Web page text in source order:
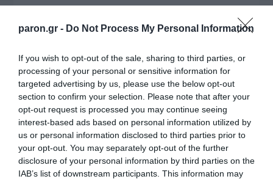
paron.gr - Do Not Process My Personal Information
If you wish to opt-out of the sale, sharing to third parties, or
processing of your personal or sensitive information for
targeted advertising by us, please use the below opt-out
section to confirm your selection. Please note that after your
opt-out request is processed you may continue seeing
interest-based ads based on personal information utilized by
us or personal information disclosed to third parties prior to
your opt-out. You may separately opt-out of the further
disclosure of your personal information by third parties on the
IAB’s list of downstream participants. This information may
Η ΣΤΗΛΗ ΜΑΣ